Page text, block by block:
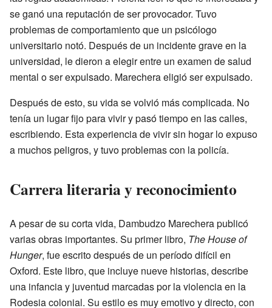
se ganó una reputación de ser provocador. Tuvo
problemas de comportamiento que un psicólogo
universitario notó. Después de un incidente grave en la
universidad, le dieron a elegir entre un examen de salud
mental o ser expulsado. Marechera eligió ser expulsado.
Después de esto, su vida se volvió más complicada. No
tenía un lugar fijo para vivir y pasó tiempo en las calles,
escribiendo. Esta experiencia de vivir sin hogar lo expuso
a muchos peligros, y tuvo problemas con la policía.
Carrera literaria y reconocimiento
A pesar de su corta vida, Dambudzo Marechera publicó
varias obras importantes. Su primer libro, The House of
Hunger, fue escrito después de un período difícil en
Oxford. Este libro, que incluye nueve historias, describe
una infancia y juventud marcadas por la violencia en la
Rodesia colonial. Su estilo es muy emotivo y directo, con